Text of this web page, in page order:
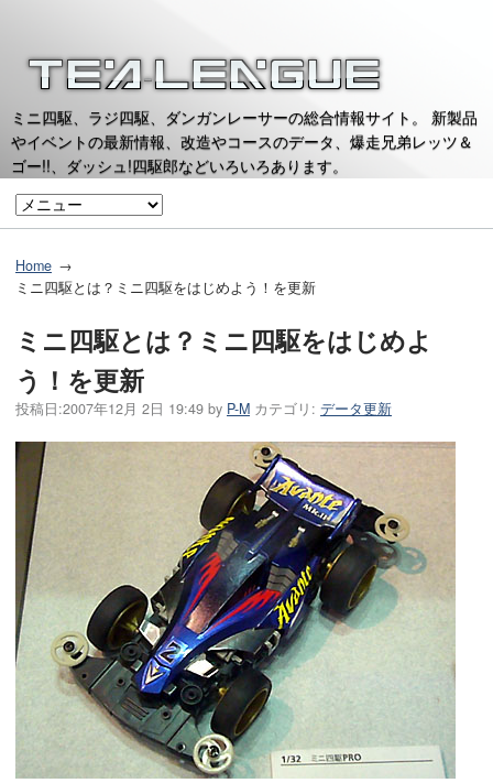
ミニ四駆、ラジ四駆、ダンガンレーサーの総合情報サイト。 新製品
やイベントの最新情報、改造やコースのデータ、爆走兄弟レッツ＆
ゴー!!、ダッシュ!四駆郎などいろいろあります。
Home
ミニ四駆とは？ミニ四駆をはじめよう！を更新
ミニ四駆とは？ミニ四駆をはじめよ
う！を更新
投稿日:2007年12月 2日 19:49 by P-M カテゴリ: データ更新